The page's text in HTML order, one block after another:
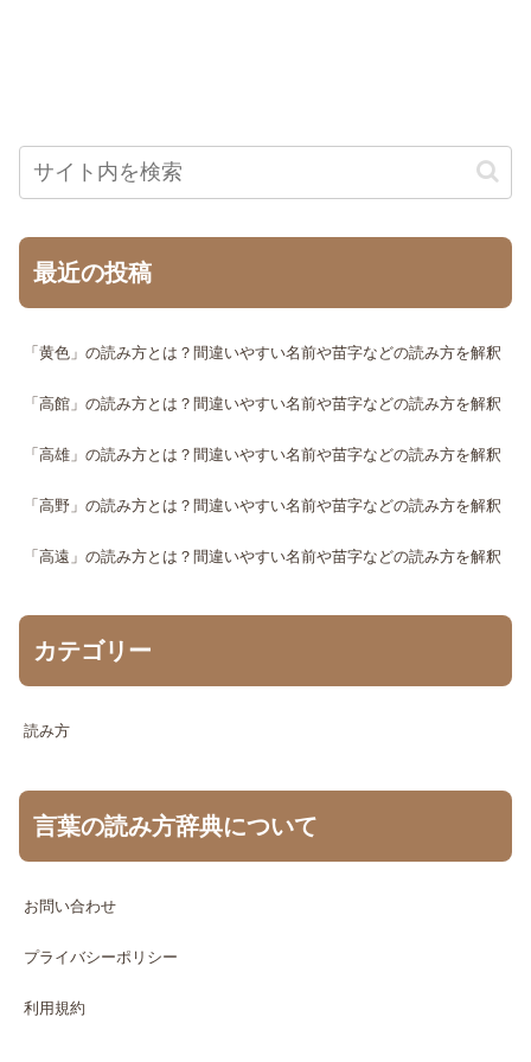
最近の投稿
「黄色」の読み方とは？間違いやすい名前や苗字などの読み方を解釈
「高館」の読み方とは？間違いやすい名前や苗字などの読み方を解釈
「高雄」の読み方とは？間違いやすい名前や苗字などの読み方を解釈
「高野」の読み方とは？間違いやすい名前や苗字などの読み方を解釈
「高遠」の読み方とは？間違いやすい名前や苗字などの読み方を解釈
カテゴリー
読み方
言葉の読み方辞典について
お問い合わせ
プライバシーポリシー
利用規約